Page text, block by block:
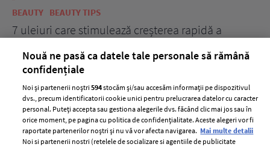
BEAUTY BEAUTY TIPS
7 uleiuri care stimulează creșterea rapidă a
Nouă ne pasă ca datele tale personale să rămână
confidențiale
Noi și partenerii noștri594stocăm și/sau accesăm informații pe dispozitivul
dvs., precum identificatorii cookie unici pentru prelucrarea datelor cu caracter
personal. Puteți accepta sau gestiona alegerile dvs. făcând clic mai jos sau în
orice moment, pe pagina cu politica de confidențialitate. Aceste alegeri vor fi
raportate partenerilor noștri și nu vă vor afecta navigarea. Mai multe detalii
Noi si partenerii nostri (retelele de socializare si agentiile de publicitate